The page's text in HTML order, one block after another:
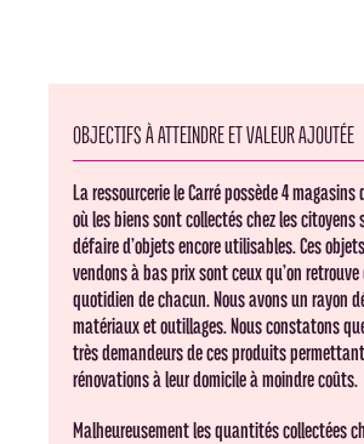
OBJECTIFS À ATTEINDRE ET VALEUR AJOUTÉE
La ressourcerie le Carré possède 4 magasins
où les biens sont collectés chez les
défaire d’objets encore utilisables. Ces
vendons à bas prix sont ceux qu’on
quotidien de chacun. Nous avons un rayon
matériaux et outillages. Nous constatons
très demandeurs de ces produits
rénovations à leur domicile à moindre coûts.
Malheureusement les quantités collectées